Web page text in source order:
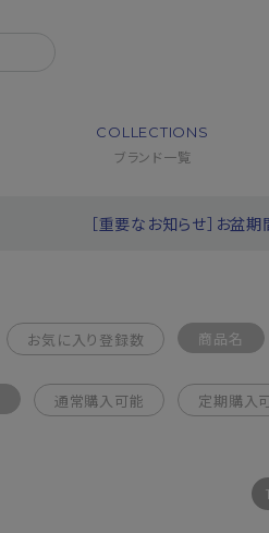
COLLECTIONS
ブランド一覧
［重要なお知らせ］お盆
お気に入り登録数 商品名
通常購入可能 定期購入
1